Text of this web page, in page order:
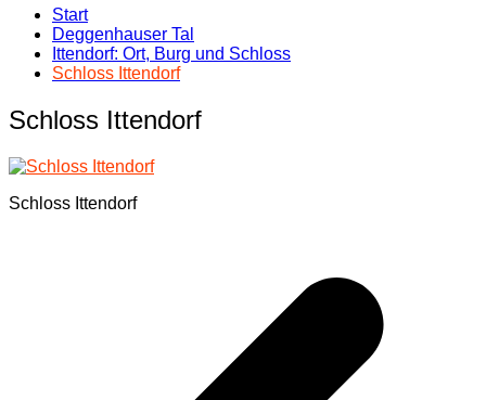
Start
Deggenhauser Tal
Ittendorf: Ort, Burg und Schloss
Schloss Ittendorf
Schloss Ittendorf
Schloss Ittendorf